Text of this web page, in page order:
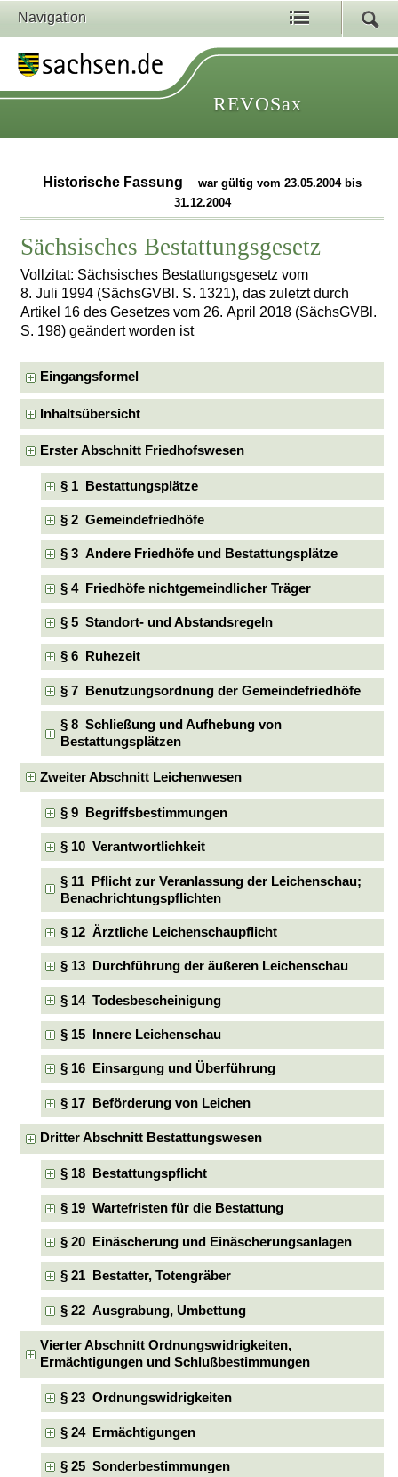
Navigation
REVOSax
Historische Fassung
war gültig vom 23.05.2004 bis
31.12.2004
Sächsisches Bestattungsgesetz
Vollzitat: Sächsisches Bestattungsgesetz vom
8. Juli 1994 (SächsGVBl. S. 1321), das zuletzt durch
Artikel 16 des Gesetzes vom 26. April 2018 (SächsGVBl.
S. 198) geändert worden ist
Eingangsformel
Inhaltsübersicht
Erster Abschnitt Friedhofswesen
§ 1 Bestattungsplätze
§ 2 Gemeindefriedhöfe
§ 3 Andere Friedhöfe und Bestattungsplätze
§ 4 Friedhöfe nichtgemeindlicher Träger
§ 5 Standort- und Abstandsregeln
§ 6 Ruhezeit
§ 7 Benutzungsordnung der Gemeindefriedhöfe
§ 8 Schließung und Aufhebung von
Bestattungsplätzen
Zweiter Abschnitt Leichenwesen
§ 9 Begriffsbestimmungen
§ 10 Verantwortlichkeit
§ 11 Pflicht zur Veranlassung der Leichenschau;
Benachrichtungspflichten
§ 12 Ärztliche Leichenschaupflicht
§ 13 Durchführung der äußeren Leichenschau
§ 14 Todesbescheinigung
§ 15 Innere Leichenschau
§ 16 Einsargung und Überführung
§ 17 Beförderung von Leichen
Dritter Abschnitt Bestattungswesen
§ 18 Bestattungspflicht
§ 19 Wartefristen für die Bestattung
§ 20 Einäscherung und Einäscherungsanlagen
§ 21 Bestatter, Totengräber
§ 22 Ausgrabung, Umbettung
Vierter Abschnitt Ordnungswidrigkeiten,
Ermächtigungen und Schlußbestimmungen
§ 23 Ordnungswidrigkeiten
§ 24 Ermächtigungen
§ 25 Sonderbestimmungen